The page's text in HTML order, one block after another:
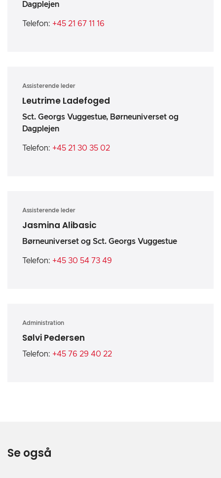
Dagplejen
Telefon: +45 21 67 11 16
Assisterende leder
Leutrime Ladefoged
Sct. Georgs Vuggestue, Børneuniverset og
Dagplejen
Telefon: +45 21 30 35 02
Assisterende leder
Jasmina Alibasic
Børneuniverset og Sct. Georgs Vuggestue
Telefon: +45 30 54 73 49
Administration
Sølvi Pedersen
Telefon: +45 76 29 40 22
Se også